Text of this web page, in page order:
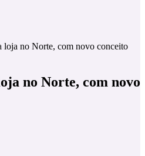
loja no Norte, com novo conceito
no Norte, com novo